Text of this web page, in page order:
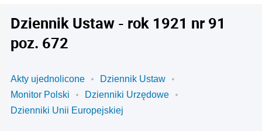
Dziennik Ustaw - rok 1921 nr 91
poz. 672
Akty ujednolicone
Dziennik Ustaw
Monitor Polski
Dzienniki Urzędowe
Dzienniki Unii Europejskiej